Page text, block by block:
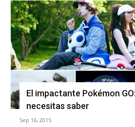
El impactante Pokémon
necesitas saber
Sep 16, 2015